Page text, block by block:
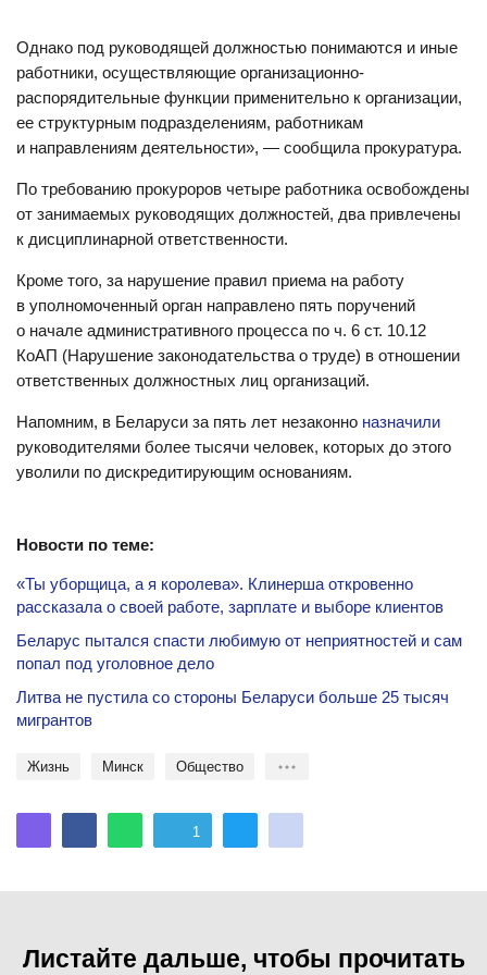
входит наложение административного взыскания;
нарушение требований по охране труда, повлекшее
увечье или смерть других работников;
иное грубое нарушение работником трудовых
в соответствии с настоящим Декретом и иными
законодательными актами;
которым работник осужден к наказанию,
исключающему продолжение работы, или судебного
постановления о трудоустройстве работника,
обязанного возмещать расходы, затраченные
государством на содержание детей, находящихся
на государственном обеспечении;
6.4. совершение виновных действий работником,
непосредственно обслуживающим денежные
6.5. совершение работником, выполняющим
несовместимого с продолжением данной работы;
6.6. направление работника по постановлению суда
в лечебно-трудовой профилакторий;
6.7. разглашение коммерческой тайны работником,
6.8. причинение в связи с исполнением трудовых
обязанностей государству, юридическим и (или)
6.9. сокрытие руководителем организации фактов
Однако под руководящей должностью понимаются и иные
работники, осуществляющие организационно-
распорядительные функции применительно к организации,
ее структурным подразделениям, работникам
и направлениям деятельности», — сообщила прокуратура.
По требованию прокуроров четыре работника освобождены
от занимаемых руководящих должностей, два привлечены
к дисциплинарной ответственности.
Кроме того, за нарушение правил приема на работу
в уполномоченный орган направлено пять поручений
о начале административного процесса по ч. 6 ст. 10.12
КоАП (Нарушение законодательства о труде) в отношении
ответственных должностных лиц организаций.
Напомним, в Беларуси за пять лет незаконно назначили
руководителями более тысячи человек, которых до этого
уволили по дискредитирующим основаниям.
Новости по теме:
«Ты уборщица, а я королева». Клинерша откровенно
рассказала о своей работе, зарплате и выборе клиентов
Беларус пытался спасти любимую от неприятностей и сам
попал под уголовное дело
Литва не пустила со стороны Беларуси больше 25 тысяч
мигрантов
жизнь Минск общество
1
Листайте дальше, чтобы прочитать